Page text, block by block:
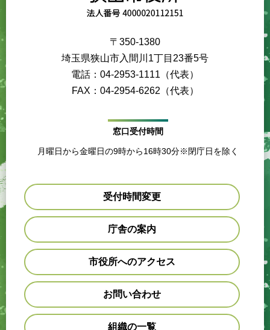
〒350-1380
埼玉県狭山市入間川1丁目23番5号
電話：04-2953-1111（代表）
FAX：04-2954-6262（代表）
窓口受付時間
月曜日から金曜日の9時から16時30分※閉庁日を除く
受付時間変更
庁舎の案内
市役所へのアクセス
お問い合わせ
組織の一覧